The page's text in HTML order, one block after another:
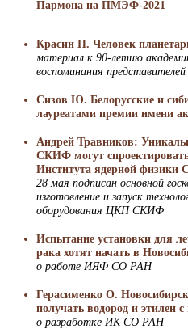
Пармона на ПМЭФ-2021
Красин П. Человек
материал к 90-летию
воспоминания
Сизов Ю. Белорусские и
лауреатами премии имени
Андрей Травников:
СКИФ могут
Института ядерной
28 мая подписан основной
изготовление и запуск
оборудования ЦКП СКИФ
Испытание установки для
рака хотят начать в
о работе ИЯФ СО РАН
Герасименко О.
получать водород и этилен
о разработке ИК СО РАН